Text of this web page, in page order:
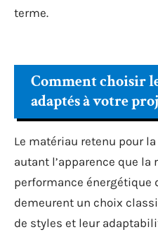
terme.
Comment choisir
adaptés à votre
Le matériau retenu pour
autant l’apparence que la
performance énergétique
demeurent un choix
de styles et leur